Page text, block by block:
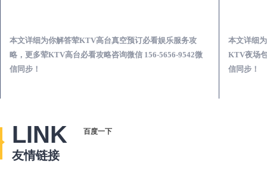
本文详细为你解答荤KTV高台真空预订必看娱乐服务攻
略，更多荤KTV高台必看攻略咨询微信 156-5656-9542微
信同步！
本文详细
KTV夜场
信同步！
LINK
友情链接
百度一下